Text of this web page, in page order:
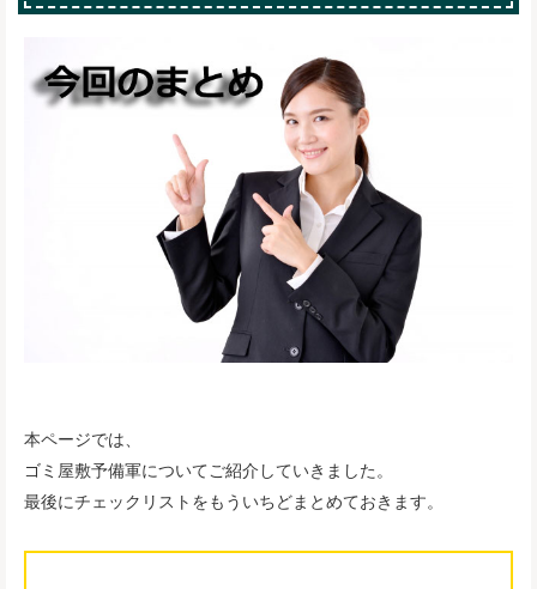
本ページでは、
ゴミ屋敷予備軍についてご紹介していきました。
最後にチェックリストをもういちどまとめておきます。